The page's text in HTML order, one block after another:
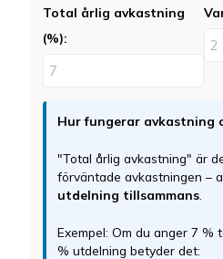
Total årlig avkastning
(%):
Hur fungerar avkastning
"Total årlig avkastning" är
förväntade avkastningen –
utdelning tillsammans
Exempel: Om du anger 7 %
% utdelning betyder det: